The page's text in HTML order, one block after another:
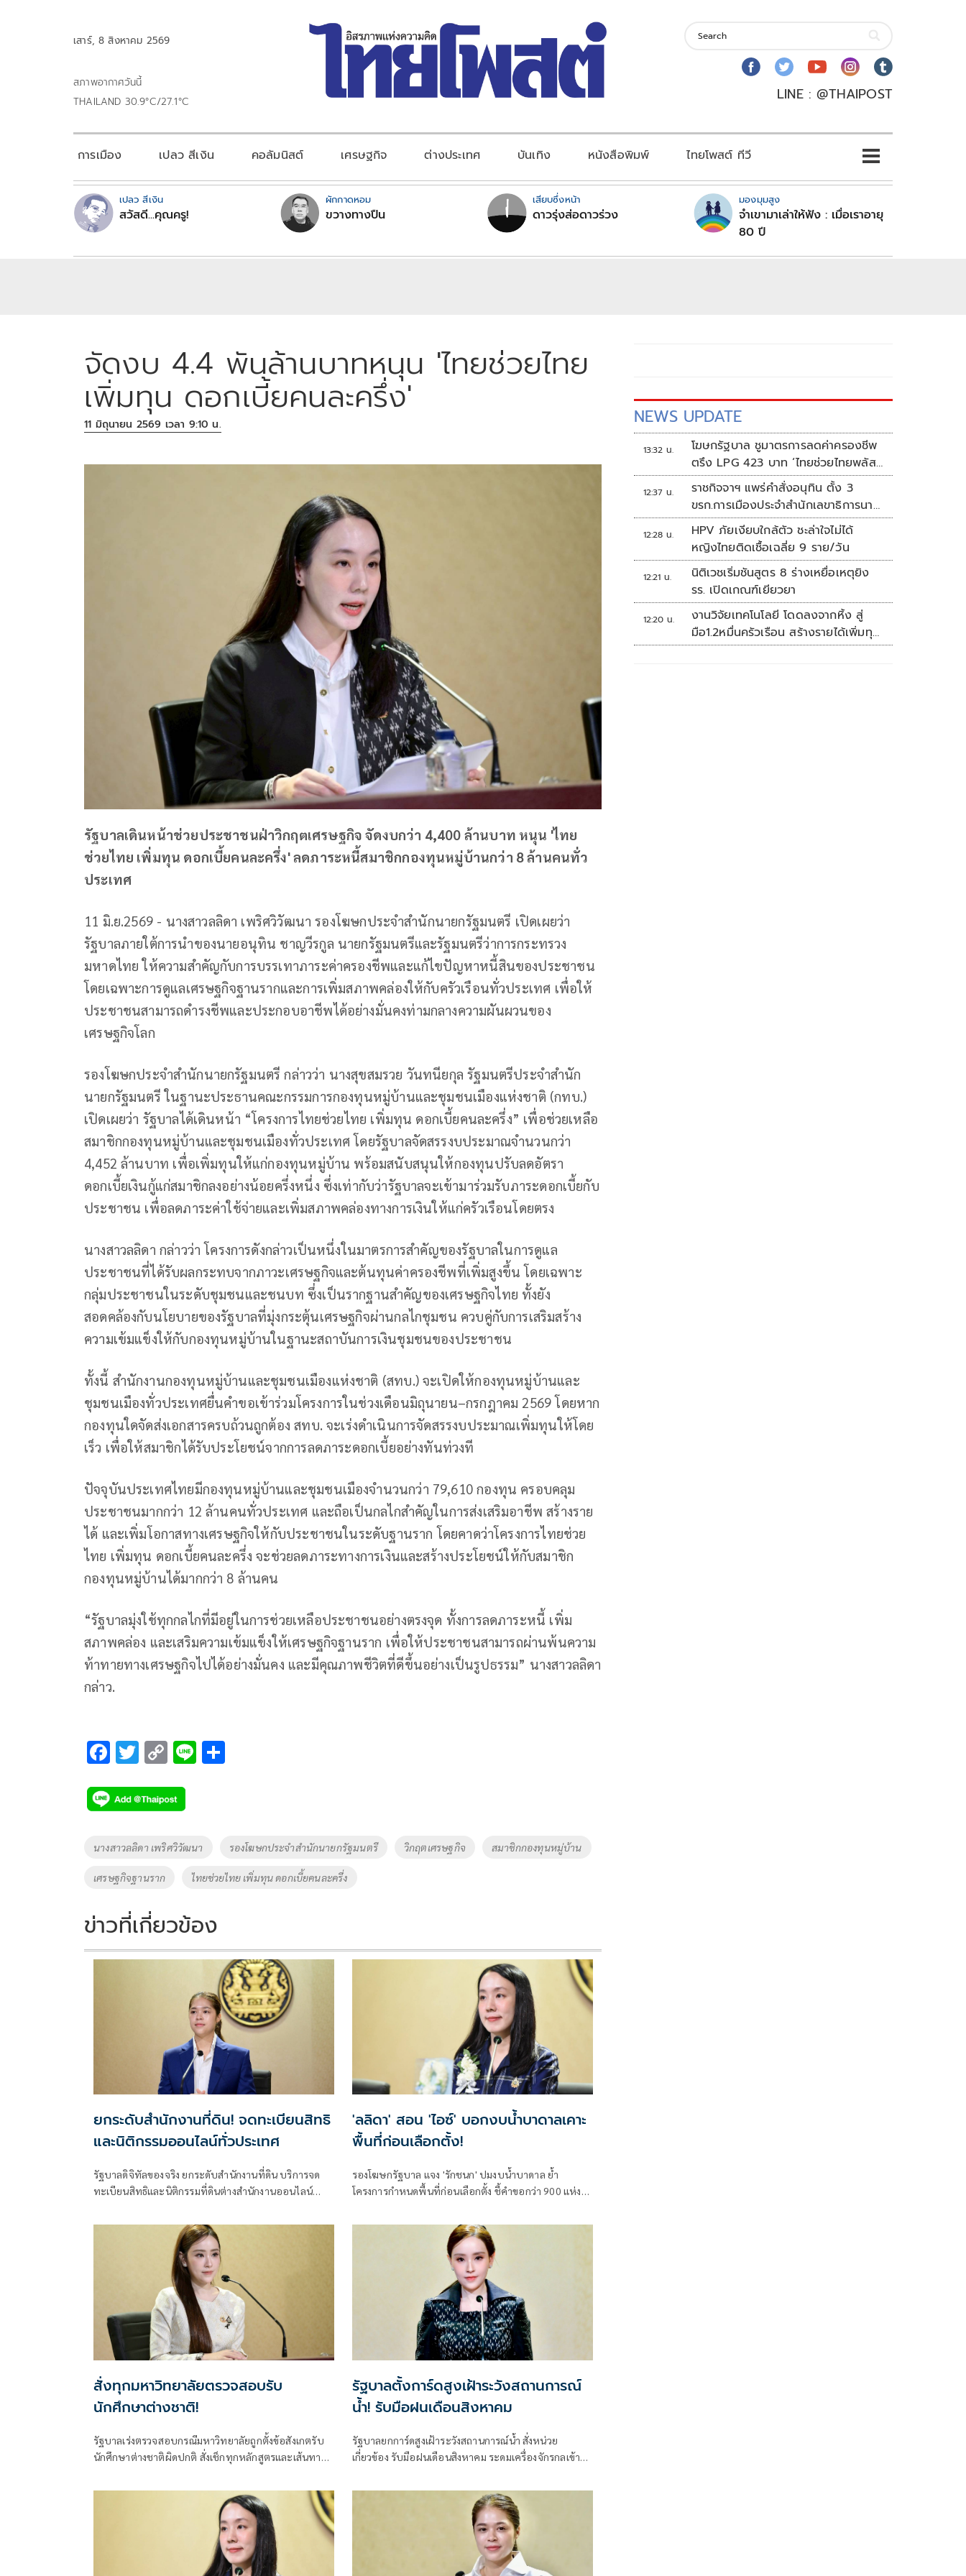
เสาร์, 8 สิงหาคม 2569
สภาพอากาศวันนี้
THAILAND 30.9°C/27.1°C
LINE : @THAIPOST
การเมือง เปลว สีเงิน คอลัมนิสต์ เศรษฐกิจ ต่างประเทศ บันเทิง หนังสือพิมพ์ ไทยโพสต์ ทีวี
เปลว สีเงิน
สวัสดี...คุณครู!
ผักกาดหอม
ขวางทางปืน
เสียบซึ่งหน้า
ดาวรุ่งส่อดาวร่วง
มองมุมสูง
จำเขามาเล่าให้ฟัง : เมื่อเราอายุ
80 ปี
จัดงบ 4.4 พันล้านบาทหนุน 'ไทยช่วยไทย
เพิ่มทุน ดอกเบี้ยคนละครึ่ง'
11 มิถุนายน 2569 เวลา 9:10 น.
รัฐบาลเดินหน้าช่วยประชาชนฝ่าวิกฤตเศรษฐกิจ จัดงบกว่า 4,400 ล้านบาท หนุน 'ไทย
ช่วยไทย เพิ่มทุน ดอกเบี้ยคนละครึ่ง' ลดภาระหนี้สมาชิกกองทุนหมู่บ้านกว่า 8 ล้านคนทั่ว
ประเทศ
11 มิ.ย.2569 - นางสาวลลิดา เพริศวิวัฒนา รองโฆษกประจำสำนักนายกรัฐมนตรี เปิดเผยว่า
รัฐบาลภายใต้การนำของนายอนุทิน ชาญวีรกูล นายกรัฐมนตรีและรัฐมนตรีว่าการกระทรวง
มหาดไทย ให้ความสำคัญกับการบรรเทาภาระค่าครองชีพและแก้ไขปัญหาหนี้สินของประชาชน
โดยเฉพาะการดูแลเศรษฐกิจฐานรากและการเพิ่มสภาพคล่องให้กับครัวเรือนทั่วประเทศ เพื่อให้
ประชาชนสามารถดำรงชีพและประกอบอาชีพได้อย่างมั่นคงท่ามกลางความผันผวนของ
เศรษฐกิจโลก
รองโฆษกประจำสำนักนายกรัฐมนตรี กล่าวว่า นางสุขสมรวย วันทนียกุล รัฐมนตรีประจำสำนัก
นายกรัฐมนตรี ในฐานะประธานคณะกรรมการกองทุนหมู่บ้านและชุมชนเมืองแห่งชาติ (กทบ.)
เปิดเผยว่า รัฐบาลได้เดินหน้า “โครงการไทยช่วยไทย เพิ่มทุน ดอกเบี้ยคนละครึ่ง” เพื่อช่วยเหลือ
สมาชิกกองทุนหมู่บ้านและชุมชนเมืองทั่วประเทศ โดยรัฐบาลจัดสรรงบประมาณจำนวนกว่า
4,452 ล้านบาท เพื่อเพิ่มทุนให้แก่กองทุนหมู่บ้าน พร้อมสนับสนุนให้กองทุนปรับลดอัตรา
ดอกเบี้ยเงินกู้แก่สมาชิกลงอย่างน้อยครึ่งหนึ่ง ซึ่งเท่ากับว่ารัฐบาลจะเข้ามาร่วมรับภาระดอกเบี้ยกับ
ประชาชน เพื่อลดภาระค่าใช้จ่ายและเพิ่มสภาพคล่องทางการเงินให้แก่ครัวเรือนโดยตรง
นางสาวลลิดา กล่าวว่า โครงการดังกล่าวเป็นหนึ่งในมาตรการสำคัญของรัฐบาลในการดูแล
ประชาชนที่ได้รับผลกระทบจากภาวะเศรษฐกิจและต้นทุนค่าครองชีพที่เพิ่มสูงขึ้น โดยเฉพาะ
กลุ่มประชาชนในระดับชุมชนและชนบท ซึ่งเป็นรากฐานสำคัญของเศรษฐกิจไทย ทั้งยัง
สอดคล้องกับนโยบายของรัฐบาลที่มุ่งกระตุ้นเศรษฐกิจผ่านกลไกชุมชน ควบคู่กับการเสริมสร้าง
ความเข้มแข็งให้กับกองทุนหมู่บ้านในฐานะสถาบันการเงินชุมชนของประชาชน
ทั้งนี้ สำนักงานกองทุนหมู่บ้านและชุมชนเมืองแห่งชาติ (สทบ.) จะเปิดให้กองทุนหมู่บ้านและ
ชุมชนเมืองทั่วประเทศยื่นคำขอเข้าร่วมโครงการในช่วงเดือนมิถุนายน–กรกฎาคม 2569 โดยหาก
กองทุนใดจัดส่งเอกสารครบถ้วนถูกต้อง สทบ. จะเร่งดำเนินการจัดสรรงบประมาณเพิ่มทุนให้โดย
เร็ว เพื่อให้สมาชิกได้รับประโยชน์จากการลดภาระดอกเบี้ยอย่างทันท่วงที
ปัจจุบันประเทศไทยมีกองทุนหมู่บ้านและชุมชนเมืองจำนวนกว่า 79,610 กองทุน ครอบคลุม
ประชาชนมากกว่า 12 ล้านคนทั่วประเทศ และถือเป็นกลไกสำคัญในการส่งเสริมอาชีพ สร้างราย
ได้ และเพิ่มโอกาสทางเศรษฐกิจให้กับประชาชนในระดับฐานราก โดยคาดว่าโครงการไทยช่วย
ไทย เพิ่มทุน ดอกเบี้ยคนละครึ่ง จะช่วยลดภาระทางการเงินและสร้างประโยชน์ให้กับสมาชิก
กองทุนหมู่บ้านได้มากกว่า 8 ล้านคน
“รัฐบาลมุ่งใช้ทุกกลไกที่มีอยู่ในการช่วยเหลือประชาชนอย่างตรงจุด ทั้งการลดภาระหนี้ เพิ่ม
สภาพคล่อง และเสริมความเข้มแข็งให้เศรษฐกิจฐานราก เพื่อให้ประชาชนสามารถผ่านพ้นความ
ท้าทายทางเศรษฐกิจไปได้อย่างมั่นคง และมีคุณภาพชีวิตที่ดีขึ้นอย่างเป็นรูปธรรม” นางสาวลลิดา
กล่าว.
F
e
b
o
o
k
T
tt
er
C
p
y
Li
Li
Tags
นางสาวลลิดา เพริศวิวัฒนา รองโฆษกประจำสำนักนายกรัฐมนตรี วิกฤตเศรษฐกิจ สมาชิกกองทุนหมู่บ้าน
เศรษฐกิจฐานราก ไทยช่วยไทย เพิ่มทุน ดอกเบี้ยคนละครึ่ง
ข่าวที่เกี่ยวข้อง
ยกระดับสำนักงานที่ดิน! จดทะเบียนสิทธิ
และนิติกรรมออนไลน์ทั่วประเทศ
รัฐบาลดิจิทัลของจริง ยกระดับสำนักงานที่ดิน บริการจด
ทะเบียนสิทธิและนิติกรรมที่ดินต่างสำนักงานออนไลน์
ที่ดิน กทม.เป็นสำนักงานที่ดินอิเล็กทรอนิกส์ทั้งระบบ
'ลลิดา' สอน 'ไอซ์' บอกงบน้ำบาดาลเคาะ
พื้นที่ก่อนเลือกตั้ง!
รองโฆษกรัฐบาล แจง 'รักชนก' ปมงบน้ำบาดาล ย้ำ
โครงการกำหนดพื้นที่ก่อนเลือกตั้ง ชี้คำขอกว่า 900 แห่ง
สั่งทุกมหาวิทยาลัยตรวจสอบรับ
นักศึกษาต่างชาติ!
รัฐบาลเร่งตรวจสอบกรณีมหาวิทยาลัยถูกตั้งข้อสังเกตรับ
นักศึกษาต่างชาติผิดปกติ สั่งเช็กทุกหลักสูตรและเส้นทาง
ย้ำพบผิดดำเนินการตามกฎหมายทันที
รัฐบาลตั้งการ์ดสูงเฝ้าระวังสถานการณ์
น้ำ! รับมือฝนเดือนสิงหาคม
รัฐบาลยกการ์ดสูงเฝ้าระวังสถานการณ์น้ำ สั่งหน่วย
เกี่ยวข้อง รับมือฝนเดือนสิงหาคม ระดมเครื่องจักรกลเข้าจุด
NEWS UPDATE
13:32 น.
โฆษกรัฐบาล ชูมาตรการลดค่าครองชีพ
ตรึง LPG 423 บาท ‘ไทยช่วยไทยพลัส’
ดันเงินหมุนแสนล้าน
12:37 น.
ราชกิจจาฯ แพร่คำสั่งอนุทิน ตั้ง 3
ขรก.การเมืองประจำสำนักเลขาธิการนา
ยกฯ
12:28 น.
HPV ภัยเงียบใกล้ตัว ชะล่าใจไม่ได้
หญิงไทยติดเชื้อเฉลี่ย 9 ราย/วัน
12:21 น.
นิติเวชเริ่มชันสูตร 8 ร่างเหยื่อเหตุยิง
รร. เปิดเกณฑ์เยียวยา
12:20 น.
งานวิจัยเทคโนโลยี โดดลงจากหิ้ง สู่
มือ1.2หมื่นครัวเรือน สร้างรายได้เพิ่มทุก
เดือน